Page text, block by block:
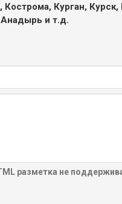
Кострома, Курган,
Анадырь и т.д.
разметка не